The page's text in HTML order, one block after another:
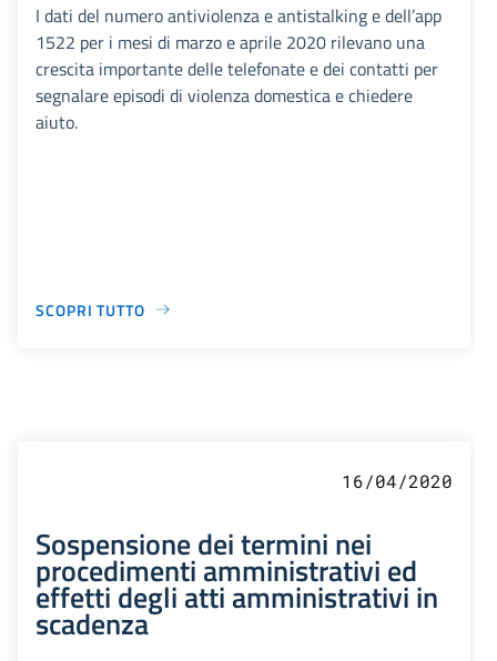
I dati del numero antiviolenza e antistalking e dell’app
1522 per i mesi di marzo e aprile 2020 rilevano una
crescita importante delle telefonate e dei contatti per
segnalare episodi di violenza domestica e chiedere
aiuto.
SCOPRI TUTTO
16/04/2020
Sospensione dei termini nei
procedimenti amministrativi ed
effetti degli atti amministrativi in
scadenza